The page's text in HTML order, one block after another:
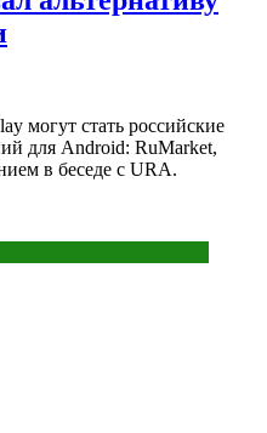
могут стать российские
для Android: RuMarket,
в беседе с URA.